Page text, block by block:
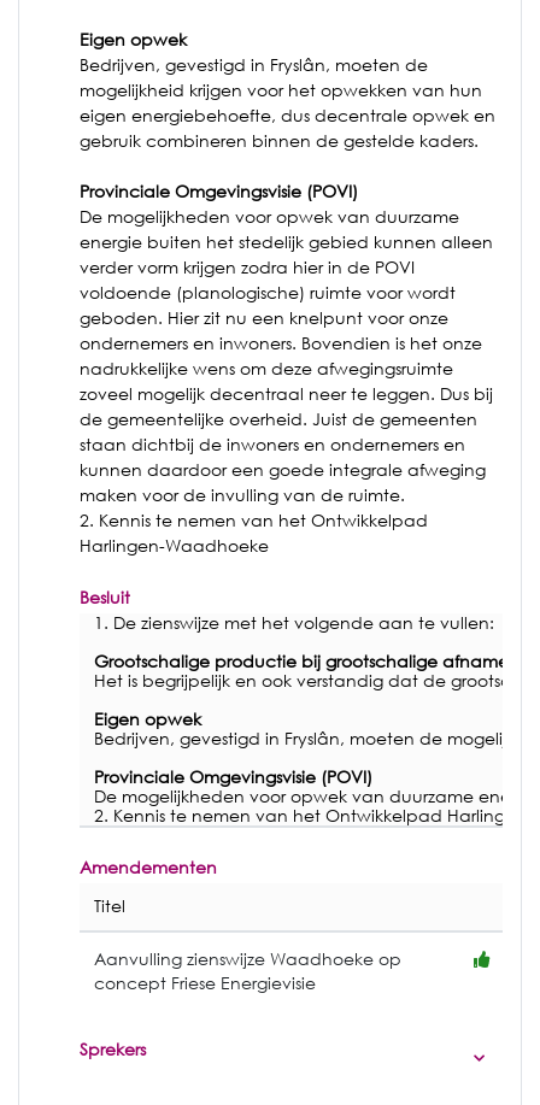
Eigen opwek
Bedrijven, gevestigd in Fryslân, moeten de
mogelijkheid krijgen voor het opwekken van hun
eigen energiebehoefte, dus decentrale opwek en
gebruik combineren binnen de gestelde kaders.
Provinciale Omgevingsvisie (POVI)
De mogelijkheden voor opwek van duurzame
energie buiten het stedelijk gebied kunnen alleen
verder vorm krijgen zodra hier in de POVI
voldoende (planologische) ruimte voor wordt
geboden. Hier zit nu een knelpunt voor onze
ondernemers en inwoners. Bovendien is het onze
nadrukkelijke wens om deze afwegingsruimte
zoveel mogelijk decentraal neer te leggen. Dus bij
de gemeentelijke overheid. Juist de gemeenten
staan dichtbij de inwoners en ondernemers en
kunnen daardoor een goede integrale afweging
maken voor de invulling van de ruimte.
2. Kennis te nemen van het Ontwikkelpad
Harlingen-Waadhoeke
Besluit
1. De zienswijze met het volgende aan te vullen:
Grootschalige productie bij grootschalige afname
Het is begrijpelijk en ook verstandig dat de
Eigen opwek
Bedrijven, gevestigd in Fryslân, moeten de
Provinciale Omgevingsvisie (POVI)
De mogelijkheden voor opwek van duurzame
2. Kennis te nemen van het Ontwikkelpad
Amendementen
Titel
Aanvulling zienswijze Waadhoeke op
concept Friese Energievisie
Sprekers